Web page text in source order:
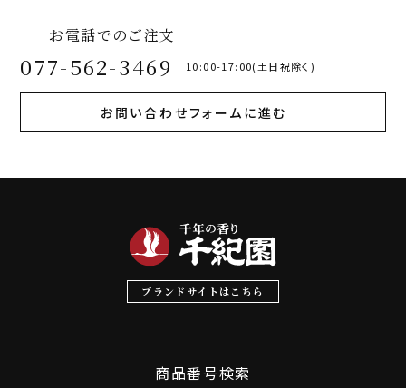
お電話でのご注文
077-562-3469 10:00-17:00(土日祝除く)
お問い合わせフォームに進む
ブランドサイトはこちら
商品番号検索